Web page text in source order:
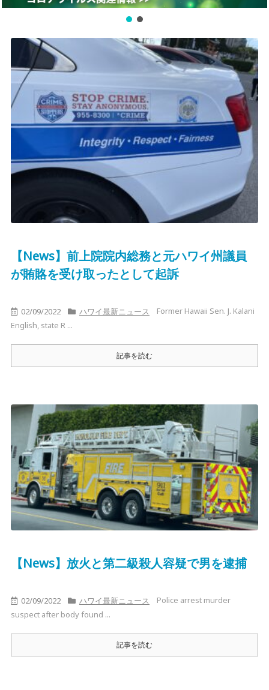
【News】前上院院内総務と元ハワイ州議員
が賄賂を受け取ったとして起訴
02/09/2022 ハワイ最新ニュース
Former Hawaii Sen. J. Kalani
English, state R ...
記事を読む
【News】放火と第二級殺人容疑で男を逮捕
02/09/2022 ハワイ最新ニュース
Police arrest murder
suspect after body found ...
記事を読む